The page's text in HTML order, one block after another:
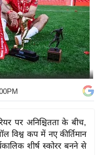
पर अनिश्चितता के बीच,
विश्व कप में नए कीर्तिमान
शीर्ष स्कोरर बनने से